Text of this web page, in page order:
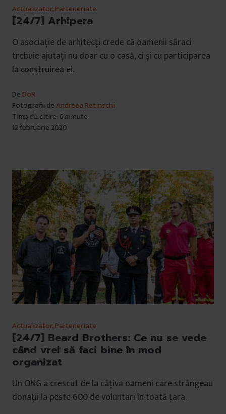
Actualizator,Parteneriate
[24/7] Arhipera
O asociație de arhitecți crede că oamenii săraci
trebuie ajutați nu doar cu o casă, ci și cu participarea
la construirea ei.
De DoR
Fotografii deAndreea Retinschi
Timp de citire: 6 minute
12 februarie 2020
Actualizator,Parteneriate
[24/7] Beard Brothers: Ce nu se vede
când vrei să faci bine în mod
organizat
Un ONG a crescut de la câțiva oameni care strângeau
donații la peste 600 de voluntari în toată țara.